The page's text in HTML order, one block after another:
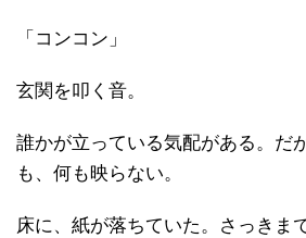
「コンコン」
玄関を叩く音。
誰かが立っている気配がある。だ
も、何も映らない。
床に、紙が落ちていた。さっきま